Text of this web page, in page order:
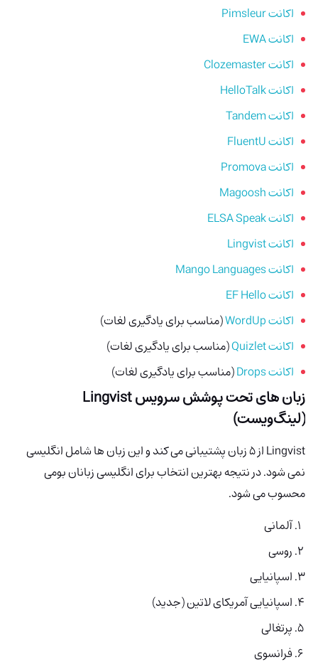
اکانت Pimsleur
اکانت EWA
اکانت Clozemaster
اکانت HelloTalk
اکانت Tandem
اکانت FluentU
اکانت Promova
اکانت Magoosh
اکانت ELSA Speak
اکانت Lingvist
اکانت Mango Languages
اکانت EF Hello
اکانت WordUp
(مناسب برای یادگیری لغات)
اکانت Quizlet
(مناسب برای یادگیری لغات)
اکانت Drops
(مناسب برای یادگیری لغات)
زبان های تحت پوشش سرویس Lingvist
(لینگ‌ویست)
Lingvist از 5 زبان پشتیبانی می کند و این زبان ها شامل انگلیسی
نمی شود. در نتیجه بهترین انتخاب برای انگلیسی زبانان بومی
محسوب می شود.
آلمانی
روسی
اسپانیایی
اسپانیایی آمریکای لاتین (جدید)
پرتغالی
فرانسوی